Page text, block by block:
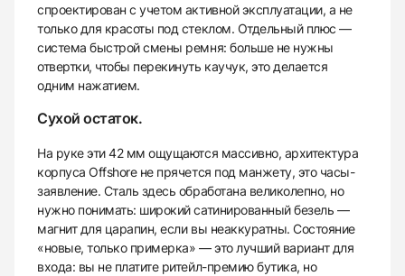
спроектирован с учетом активной эксплуатации, а не
только для красоты под стеклом. Отдельный плюс —
система быстрой смены ремня: больше не нужны
отвертки, чтобы перекинуть каучук, это делается
одним нажатием.
Сухой остаток.
На руке эти 42 мм ощущаются массивно, архитектура
корпуса Offshore не прячется под манжету, это часы-
заявление. Сталь здесь обработана великолепно, но
нужно понимать: широкий сатинированный безель —
магнит для царапин, если вы неаккуратны. Состояние
«новые, только примерка» — это лучший вариант для
входа: вы не платите ритейл-премию бутика, но